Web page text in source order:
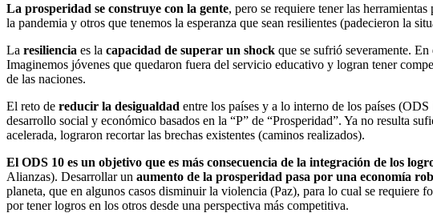
La prosperidad se construye con la gente, pero se requiere tener las
la pandemia y otros que tenemos la esperanza que sean resilientes (padecieron la
La resiliencia es la capacidad de superar un shock que se sufrió severamente.
Imaginemos jóvenes que quedaron fuera del servicio educativo y logran tener
de las naciones.
El reto de reducir la desigualdad entre los países y a lo interno de los países
desarrollo social y económico basados en la “P” de “Prosperidad”. Ya no resulta
acelerada, lograron recortar las brechas existentes (caminos realizados).
El ODS 10 es un objetivo que es más consecuencia de la integración de los
Alianzas). Desarrollar un aumento de la prosperidad pasa por una economía
planeta, que en algunos casos disminuir la violencia (Paz), para lo cual se requiere
por tener logros en los otros desde una perspectiva más competitiva.